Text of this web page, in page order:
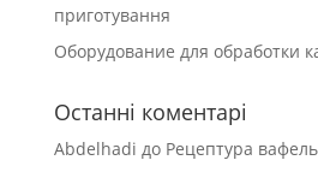
приготування
Оборудование для обработки
Останні коментарі
Abdelhadi до Рецептура